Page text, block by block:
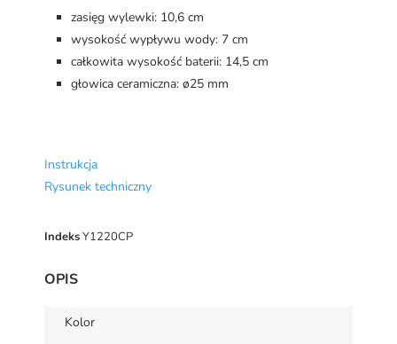
zasięg wylewki: 10,6 cm
wysokość wypływu wody: 7 cm
całkowita wysokość baterii: 14,5 cm
głowica ceramiczna: ø25 mm
Instrukcja
Rysunek techniczny
IndeksY1220CP
OPIS
Kolor